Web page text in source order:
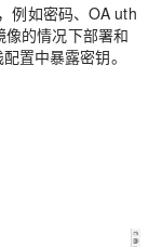
例如密码、OA uth
的情况下部署和
置中暴露密钥。